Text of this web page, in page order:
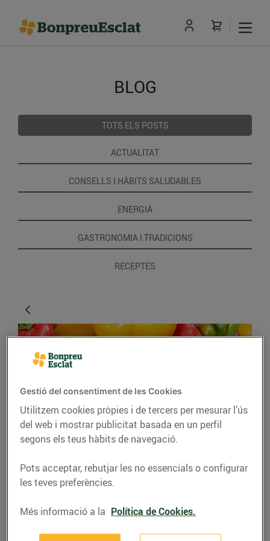
BLOG
TOTS ELS POSTS
ACTUALITAT
CONSELLS I HÀBITS SALUDABLES
ENERGIA
GASTRONOMIA I TRADICIONS
RECEPTES
GASTRONOMIA I TRADICIONS
Pebrots de tota mena
per omplir el cistell
12/de juliol/2021
Gestió del consentiment de les Cookies
Utilitzem cookies pròpies i de tercers per mesurar l’ús
del web i mostrar publicitat basada en un perfil
segons els teus hàbits de navegació.
Pots acceptar, rebutjar les no essencials o configurar
les teves preferències.
Més informació a la Política de Cookies.